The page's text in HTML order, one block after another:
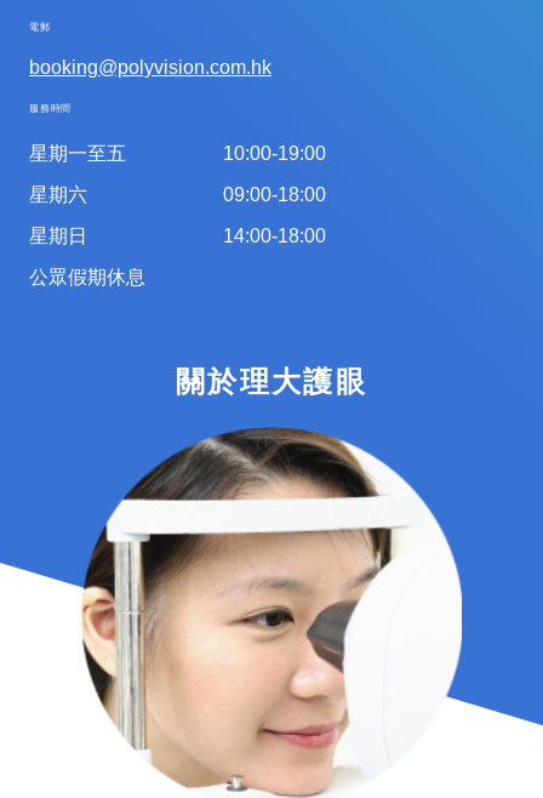
電郵
booking@polyvision.com.hk
服務時間
星期一至五
星期六
星期日
公眾假期休息
10:00-19:00
09:00-18:00
14:00-18:00
關於理大護眼